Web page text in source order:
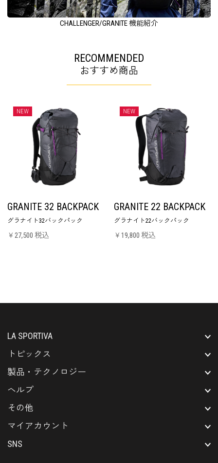
CHALLENGER/GRANITE 機能紹介
RECOMMENDED
おすすめ商品
NEW
GRANITE 32 BACKPACK
グラナイト32バックパック
￥27,500 税込
NEW
GRANITE 22 BACKPACK
グラナイト22バックパック
￥19,800 税込
LA SPORTIVA
トピックス
製品・テクノロジー
ヘルプ
その他
マイアカウント
SNS